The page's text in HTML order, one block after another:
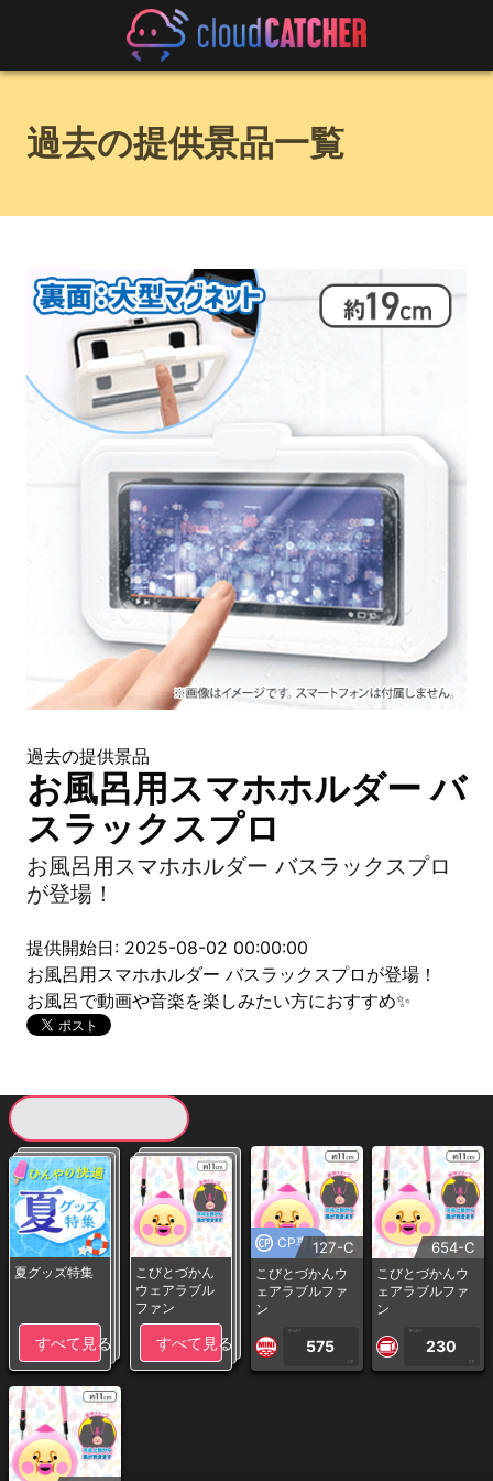
過去の提供景品一覧
過去の提供景品
お風呂用スマホホルダー バ
スラックスプロ
お風呂用スマホホルダー バスラックスプロ
が登場！
提供開始日: 2025-08-02 00:00:00
お風呂用スマホホルダー バスラックスプロが登場！
お風呂で動画や音楽を楽しみたい方におすすめ✨
夏グッズ特集
すべて見る
こびとづかん
ウェアラブル
ファン
すべて見る
CP専用127-C
こびとづかんウ
ェアラブルファ
ン
1PLAY
575
CP
654-C
こびとづかんウ
ェアラブルファ
ン
1PLAY
230
CP